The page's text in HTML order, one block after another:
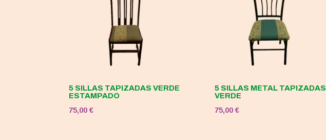
5 SILLAS TAPIZADAS VERDE
ESTAMPADO
75,00€
5 SILLAS METAL TAPIZADAS
VERDE
75,00 €